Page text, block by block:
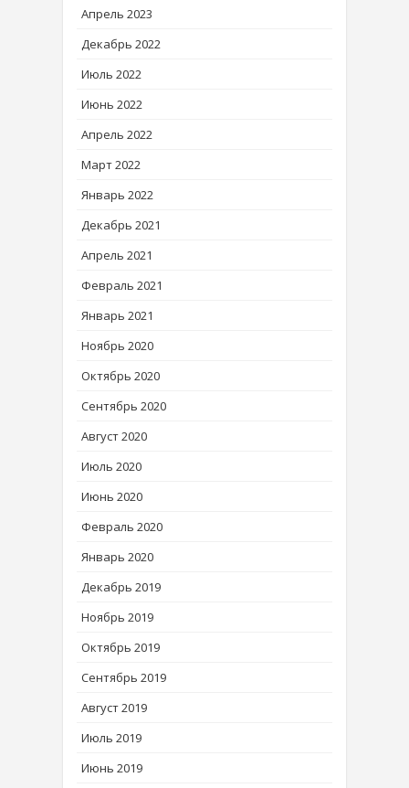
Апрель 2023
Декабрь 2022
Июль 2022
Июнь 2022
Апрель 2022
Март 2022
Январь 2022
Декабрь 2021
Апрель 2021
Февраль 2021
Январь 2021
Ноябрь 2020
Октябрь 2020
Сентябрь 2020
Август 2020
Июль 2020
Июнь 2020
Февраль 2020
Январь 2020
Декабрь 2019
Ноябрь 2019
Октябрь 2019
Сентябрь 2019
Август 2019
Июль 2019
Июнь 2019